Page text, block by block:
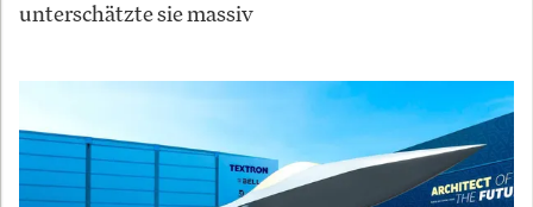
unterschätzte sie massiv